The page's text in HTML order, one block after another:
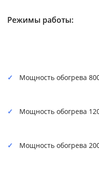
Режимы работы:
Мощность обогрева
Мощность обогрева
Мощность обогрева